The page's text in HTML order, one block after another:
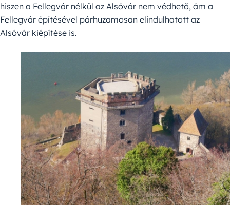
hiszen a Fellegvár nélkül az Alsóvár nem védhető, ám a
Fellegvár építésével párhuzamosan elindulhatott az
Alsóvár kiépítése is.